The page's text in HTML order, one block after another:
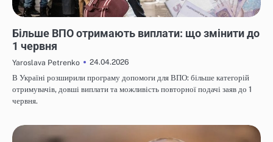
Більше ВПО отримають виплати: що змінити до
1 червня
Yaroslava Petrenko
24.04.2026
В Україні розширили програму допомоги для ВПО: більше категорій
отримувачів, довші виплати та можливість повторної подачі заяв до 1
червня.